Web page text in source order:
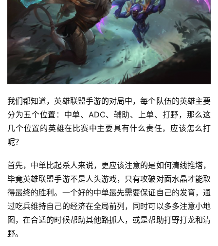
我们都知道，英雄联盟手游的对局中，每个队伍的英雄主要
分为五个位置：中单、ADC、辅助、上单、打野，那么这
几个位置的英雄在比赛中主要具有什么责任，应该怎么打
呢？
首先，中单比起杀人来说，更应该注意的是如何清线推塔，
毕竟英雄联盟手游不是人头游戏，只有攻破对面水晶才能取
得最终的胜利。一个好的中单最先需要保证自己的发育，通
过吃兵维持自己的经济在全局前列，同时可以多多注意小地
图，在合适的时候帮助其他路抓人，或是帮助打野打龙和清
野。